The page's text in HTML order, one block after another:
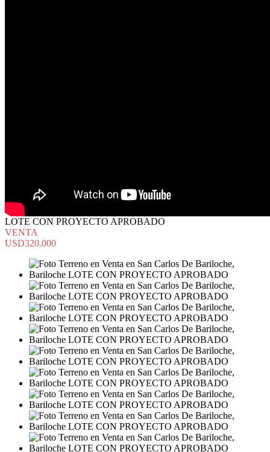
LOTE CON PROYECTO APROBADO
VENTA
USD320.000